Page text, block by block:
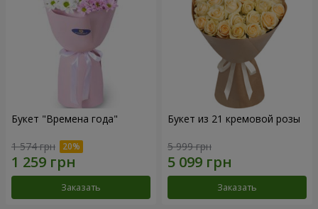
Букет "Времена года"
1 574 грн
Заказать
Букет из 21 кремовой розы
5 999 грн
Заказать